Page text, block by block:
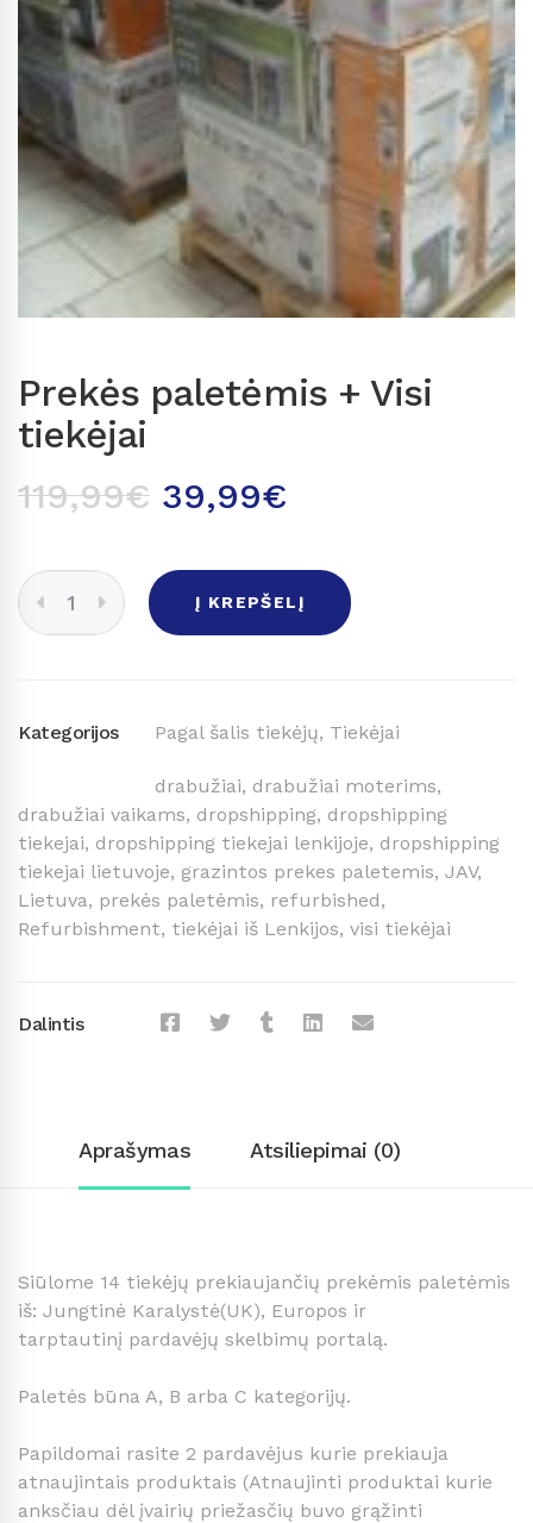
Prekės paletėmis + Visi
tiekėjai
119,99€ 39,99€
PREKĖS
PALETĖMIS
+
Į KREPŠELĮ
Kategorijos Pagal šalis tiekėjų, Tiekėjai
drabužiai, drabužiai moterims,
drabužiai vaikams, dropshipping, dropshipping
tiekejai, dropshipping tiekejai lenkijoje, dropshipping
tiekejai lietuvoje, grazintos prekes paletemis, JAV,
Lietuva, prekės paletėmis, refurbished,
Refurbishment, tiekėjai iš Lenkijos, visi tiekėjai
Dalintis
Aprašymas Atsiliepimai (0)
Siūlome 14 tiekėjų prekiaujančių prekėmis paletėmis
iš: Jungtinė Karalystė(UK), Europos ir
tarptautinį pardavėjų skelbimų portalą.
Paletės būna A, B arba C kategorijų.
Papildomai rasite 2 pardavėjus kurie prekiauja
atnaujintais produktais (Atnaujinti produktai kurie
anksčiau dėl įvairių priežasčių buvo grąžinti